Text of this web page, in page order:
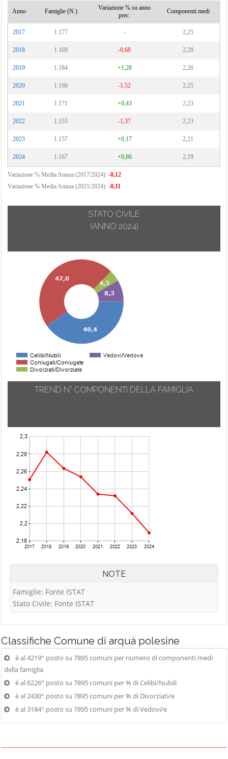
Anno Famiglie (N.)
Variazione % su anno
prec.
Componenti medi
2017 1.177 - 2,25
2018 1.169 -0,68 2,28
2019 1.184 +1,28 2,26
2020 1.166 -1,52 2,25
2021 1.171 +0,43 2,23
2022 1.155 -1,37 2,23
2023 1.157 +0,17 2,21
2024 1.167 +0,86 2,19
Variazione % Media Annua (2017/2024): -0,12
Variazione % Media Annua (2021/2024): -0,11
STATO CIVILE
(ANNO 2024)
TREND N° COMPONENTI DELLA FAMIGLIA
NOTE
Famiglie: Fonte ISTAT
Stato Civile: Fonte ISTAT
Classifiche Comune di arquà polesine
è al 4219° posto su 7895 comuni per numero di componenti medi
della famiglia
è al 6226° posto su 7895 comuni per % di Celibi/Nubili
è al 2430° posto su 7895 comuni per % di Divorziati/e
è al 3184° posto su 7895 comuni per % di Vedovi/e